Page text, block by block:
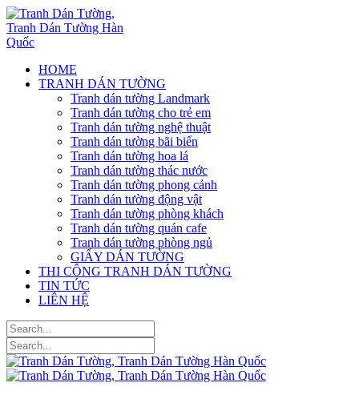
HOME
TRANH DÁN TƯỜNG
Tranh dán tường Landmark
Tranh dán tường cho trẻ em
Tranh dán tường nghệ thuật
Tranh dán tường bãi biển
Tranh dán tường hoa lá
Tranh dán tường thác nước
Tranh dán tường phong cảnh
Tranh dán tường động vật
Tranh dán tường phòng khách
Tranh dán tường quán cafe
Tranh dán tường phòng ngủ
GIẤY DÁN TƯỜNG
THI CÔNG TRANH DÁN TƯỜNG
TIN TỨC
LIÊN HỆ